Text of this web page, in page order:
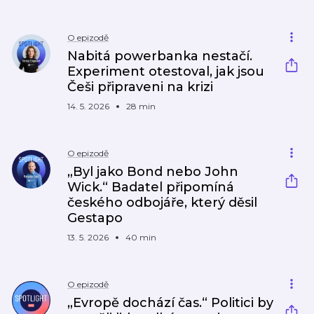
O epizodě
Nabitá powerbanka nestačí.
Experiment otestoval, jak jsou
Češi připraveni na krizi
14. 5. 2026 28 min
O epizodě
„Byl jako Bond nebo John
Wick.“ Badatel připomíná
českého odbojáře, který děsil
Gestapo
13. 5. 2026 40 min
O epizodě
„Evropě dochází čas.“ Politici by